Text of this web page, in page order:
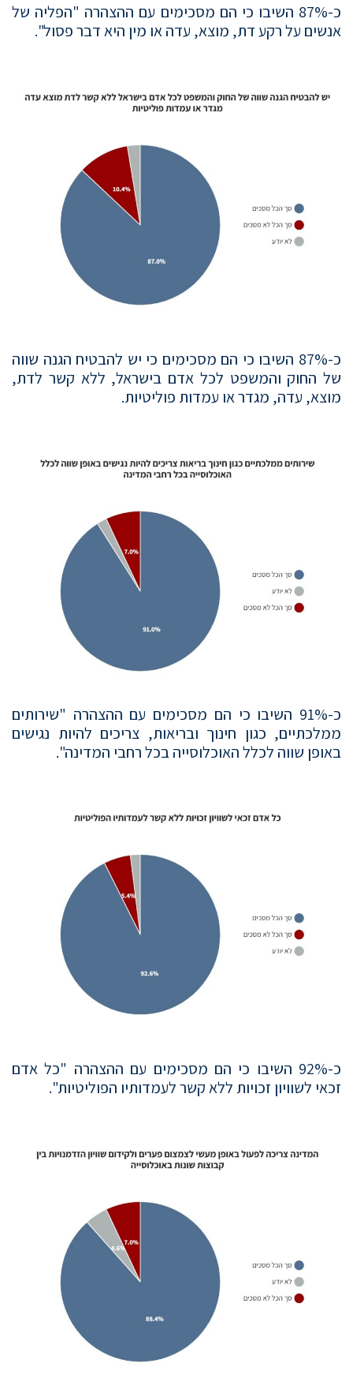
כ-87% השיבו כי הם מסכימים עם ההצהרה "הפליה של
אנשים על רקע דת, מוצא, עדה או מין היא דבר פסול".
כ-87% השיבו כי הם מסכימים כי יש להבטיח הגנה שווה
של החוק והמשפט לכל אדם בישראל, ללא קשר לדת,
מוצא, עדה, מגדר או עמדות פוליטיות.
כ-91% השיבו כי הם מסכימים עם ההצהרה "שירותים
ממלכתיים, כגון חינוך ובריאות, צריכים להיות נגישים
באופן שווה לכלל האוכלוסייה בכל רחבי המדינה".
כ-92% השיבו כי הם מסכימים עם ההצהרה "כל אדם
זכאי לשוויון זכויות ללא קשר לעמדותיו הפוליטיות".